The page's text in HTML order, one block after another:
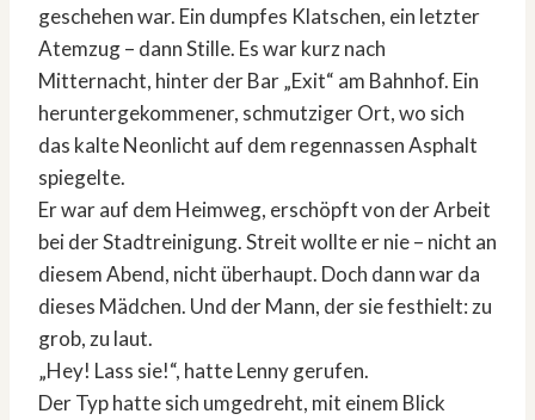
geschehen war. Ein dumpfes Klatschen, ein letzter
Atemzug – dann Stille. Es war kurz nach
Mitternacht, hinter der Bar „Exit“ am Bahnhof. Ein
heruntergekommener, schmutziger Ort, wo sich
das kalte Neonlicht auf dem regennassen Asphalt
spiegelte.
Er war auf dem Heimweg, erschöpft von der Arbeit
bei der Stadtreinigung. Streit wollte er nie – nicht an
diesem Abend, nicht überhaupt. Doch dann war da
dieses Mädchen. Und der Mann, der sie festhielt: zu
grob, zu laut.
„Hey! Lass sie!“, hatte Lenny gerufen.
Der Typ hatte sich umgedreht, mit einem Blick